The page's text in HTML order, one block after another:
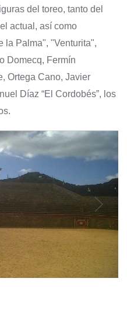
del toreo, tanto del
actual, así como
la Palma", "Venturita",
Domecq, Fermín
Ortega Cano, Javier
Díaz “El Cordobés”, los